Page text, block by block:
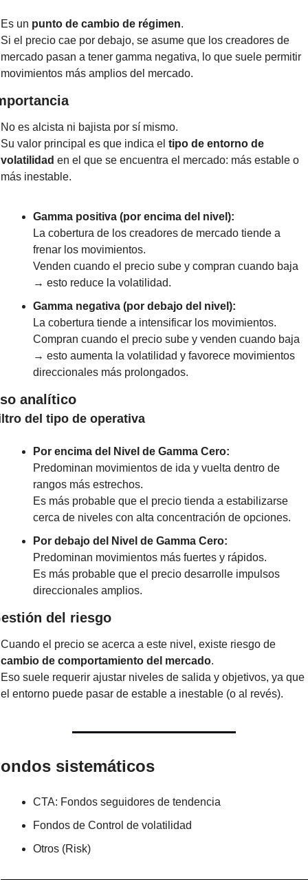
Es un punto de cambio de régimen.
Si el precio cae por debajo, se asume que los creadores de
mercado pasan a tener gamma negativa, lo que suele permitir
movimientos más amplios del mercado.
No es alcista ni bajista por sí mismo.
Su valor principal es que indica el tipo de entorno de
volatilidad en el que se encuentra el mercado: más estable o
más inestable.
Gamma positiva (por encima del nivel):
La cobertura de los creadores de mercado tiende a
frenar los movimientos.
Venden cuando el precio sube y compran cuando baja
→ esto reduce la volatilidad.
Gamma negativa (por debajo del nivel):
La cobertura tiende a intensificar los movimientos.
Compran cuando el precio sube y venden cuando baja
→ esto aumenta la volatilidad y favorece movimientos
direccionales más prolongados.
analítico
del tipo de operativa
Por encima del Nivel de Gamma Cero:
Predominan movimientos de ida y vuelta dentro de
rangos más estrechos.
Es más probable que el precio tienda a estabilizarse
cerca de niveles con alta concentración de opciones.
Por debajo del Nivel de Gamma Cero:
Predominan movimientos más fuertes y rápidos.
Es más probable que el precio desarrolle impulsos
direccionales amplios.
del riesgo
Cuando el precio se acerca a este nivel, existe riesgo de
cambio de comportamiento del mercado.
Eso suele requerir ajustar niveles de salida y objetivos, ya que
el entorno puede pasar de estable a inestable (o al revés).
sistemáticos
CTA: Fondos seguidores de tendencia
Fondos de Control de volatilidad
Otros (Risk)